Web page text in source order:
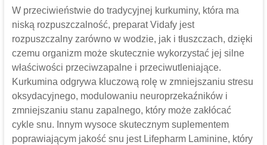
W przeciwieństwie do tradycyjnej kurkuminy, która ma
niską rozpuszczalność, preparat Vidafy jest
rozpuszczalny zarówno w wodzie, jak i tłuszczach, dzięki
czemu organizm może skutecznie wykorzystać jej silne
właściwości przeciwzapalne i przeciwutleniające.
Kurkumina odgrywa kluczową rolę w zmniejszaniu stresu
oksydacyjnego, modulowaniu neuroprzekaźników i
zmniejszaniu stanu zapalnego, który może zakłócać
cykle snu. Innym wysoce skutecznym suplementem
poprawiającym jakość snu jest Lifepharm Laminine, który